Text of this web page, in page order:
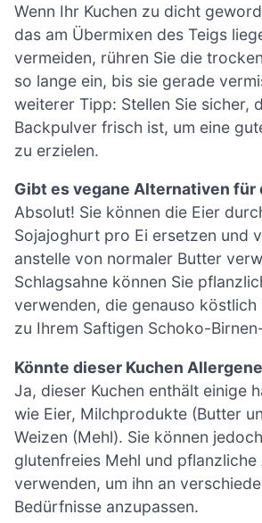
Wenn Ihr Kuchen zu dicht
das am Übermixen des Teigs
vermeiden, rühren Sie die
so lange ein, bis sie gerade
weiterer Tipp: Stellen Sie sicher,
Backpulver frisch ist, um eine
zu erzielen.
Gibt es vegane Alternativen für
Absolut! Sie können die Eier
Sojajoghurt pro Ei ersetzen und
anstelle von normaler Butter
Schlagsahne können Sie
verwenden, die genauso
zu Ihrem Saftigen Schoko-
Könnte dieser Kuchen
Ja, dieser Kuchen enthält einige
wie Eier, Milchprodukte (Butter
Weizen (Mehl). Sie können
glutenfreies Mehl und pflanzliche
verwenden, um ihn an
Bedürfnisse anzupassen.